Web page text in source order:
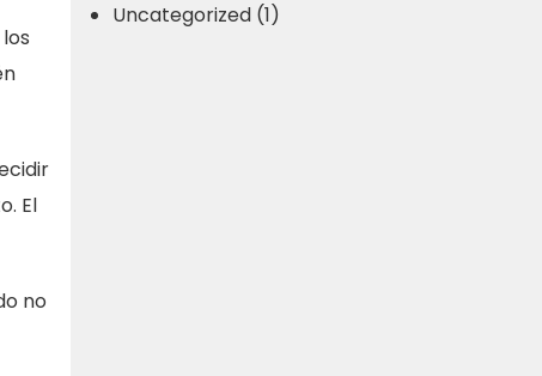
El
no
Uncategorized (1)